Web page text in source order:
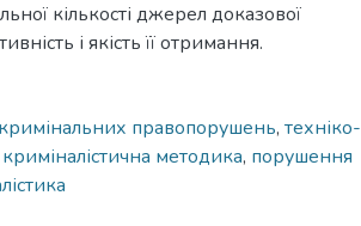
кількості джерел доказової
і якість її отримання.
правопорушень, техніко-
методика, порушення